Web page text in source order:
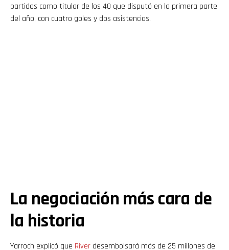
partidos como titular de los 40 que disputó en la primera parte
del año, con cuatro goles y dos asistencias.
La negociación más cara de
la historia
Yarroch explicó que River desembolsará más de 25 millones de